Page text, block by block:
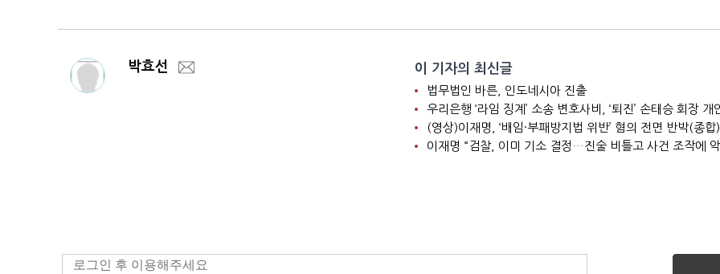
박효선 이 기자의 최신글
법무법인 바른, 인도네시아 진출
(영상)이재명, ‘배임·부패방지법 위반’ 혐의 전면 반박(종합)
이재명 “검찰, 이미 기소 결정…진술 비틀고 사건 조작에